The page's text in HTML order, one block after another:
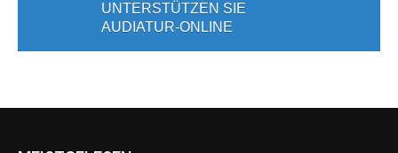
UNTERSTÜTZEN SIE
AUDIATUR-ONLINE